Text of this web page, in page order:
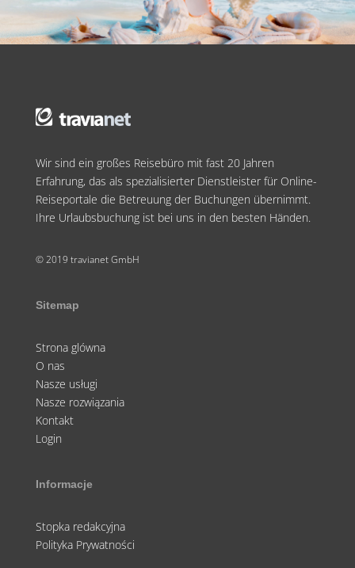
Wir sind ein großes Reisebüro mit fast 20 Jahren
Erfahrung, das als spezialisierter Dienstleister für Online-
Reiseportale die Betreuung der Buchungen übernimmt.
Ihre Urlaubsbuchung ist bei uns in den besten Händen.
© 2019 travianet GmbH
Sitemap
Strona glówna
O nas
Nasze usługi
Nasze rozwiązania
Kontakt
Login
Informacje
Stopka redakcyjna
Polityka Prywatności